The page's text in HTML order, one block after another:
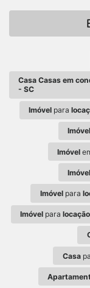
Casa Casas em
- SC
Imóvel para
Imóvel
Imóvel
Imóvel
Imóvelpara
Imóvel paralocação
Casa